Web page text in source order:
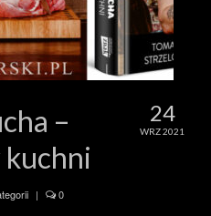
24
WRZ 2021
–
| 0